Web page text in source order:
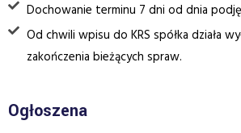
Dochowanie terminu 7 dni od dnia
Od chwili wpisu do KRS spółka działa
zakończenia bieżących spraw.
Ogłoszena